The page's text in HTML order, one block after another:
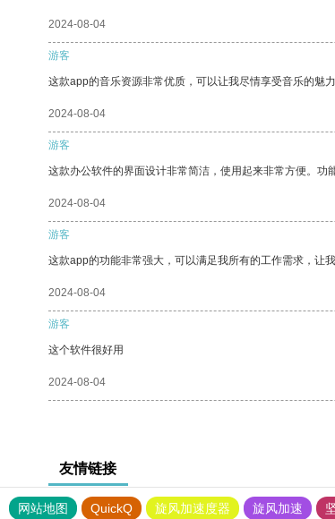
2024-08-04
游客
这款app的音乐资源非常优质，可以让我尽情享受音乐的魅力
2024-08-04
游客
这款办公软件的界面设计非常简洁，使用起来非常方便。功
2024-08-04
游客
这款app的功能非常强大，可以满足我所有的工作需求，让
2024-08-04
游客
这个软件很好用
2024-08-04
友情链接
网站地图 QuickQ 旋风加速度器 旋风加速